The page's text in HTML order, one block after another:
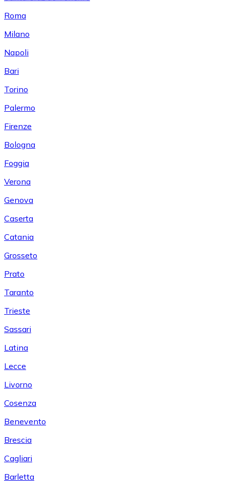
Roma
Milano
Napoli
Bari
Torino
Palermo
Firenze
Bologna
Foggia
Verona
Genova
Caserta
Catania
Grosseto
Prato
Taranto
Trieste
Sassari
Latina
Lecce
Livorno
Cosenza
Benevento
Brescia
Cagliari
Barletta